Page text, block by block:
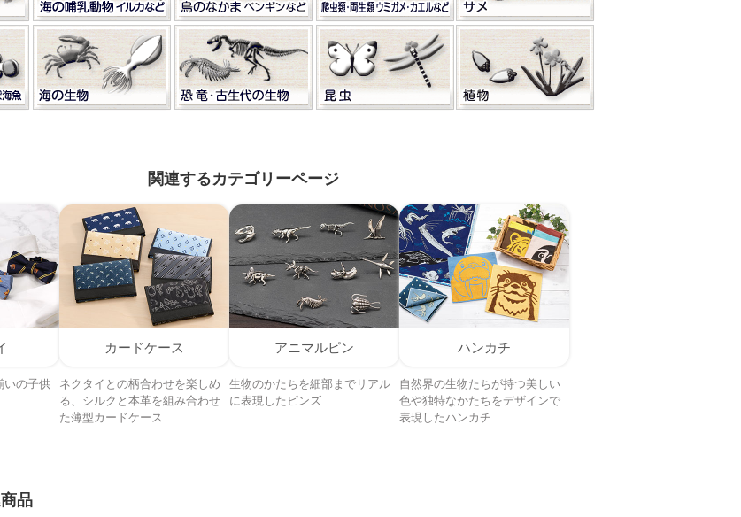
関連するカテゴリーページ
いの子供
カードケース
ネクタイとの柄合わせを楽しめ
る、シルクと本革を組み合わせ
た薄型カードケース
アニマルピン
生物のかたちを細部までリアル
に表現したピンズ
ハンカチ
自然界の生物たちが持つ美しい
色や独特なかたちをデザインで
表現したハンカチ
品